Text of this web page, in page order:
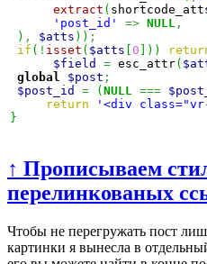
extract (
'post_id'
=> NULL ,
) , $atts ) ) ;
if ( ! isset ( $atts 0 ) )
$field
= esc_attr(
global
$post ;
$post_id
= ( NULL ===
return
'<div
}
↑ Прописываем
перелинкованых
Чтобы не перегружать пост
картинки я вынесла в